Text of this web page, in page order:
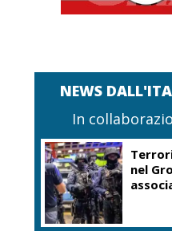
NEWS
In
nel